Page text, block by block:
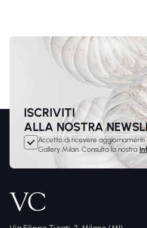
ISCRIVITI
ALLA NOSTRA
Accetto di ricevere
Gallery Milan. Consulta la nostra